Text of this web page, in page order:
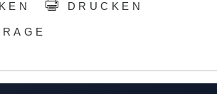
DRUCKEN